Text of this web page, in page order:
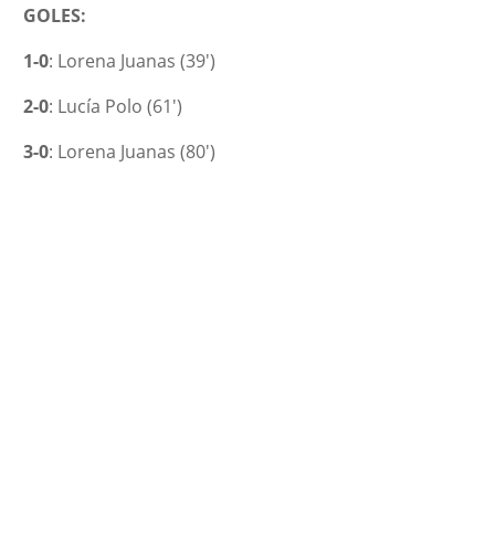
GOLES:
1-0: Lorena Juanas (39′)
2-0: Lucía Polo (61′)
3-0: Lorena Juanas (80′)